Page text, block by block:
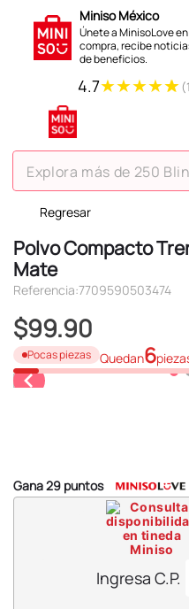
Miniso México
Únete a MinisoLove
compra, recibe
de beneficios.
4.7★★★★★
Explora más de 250 Blind
Regresar
Polvo Compacto
Mate
Referencia:7709590503474
$99.90
Pocas piezas Quedan6
Gana29 puntos
Ingresa C.P.
TÉRMINOS MÁS BUSCADOS
1.
hello kitty
2.
spiderman
4.
osito cariñosito
5.
blind box
9.
chiikawas